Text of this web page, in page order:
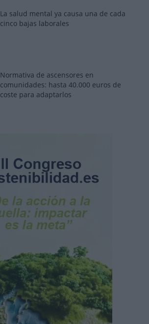
La salud mental ya causa una de cada
cinco bajas laborales
Normativa de ascensores en
comunidades: hasta 40.000 euros de
coste para adaptarlos